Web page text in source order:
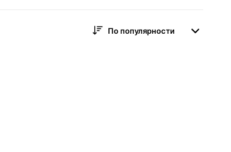
По популярности